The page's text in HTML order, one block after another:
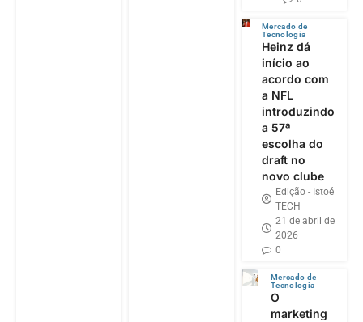
Mercado de
Tecnologia
Heinz dá
início ao
acordo com
a NFL
introduzindo
a 57ª
escolha do
draft no
novo clube
Edição - Istoé
TECH
21 de abril de
2026
0
Mercado de
Tecnologia
O
marketing